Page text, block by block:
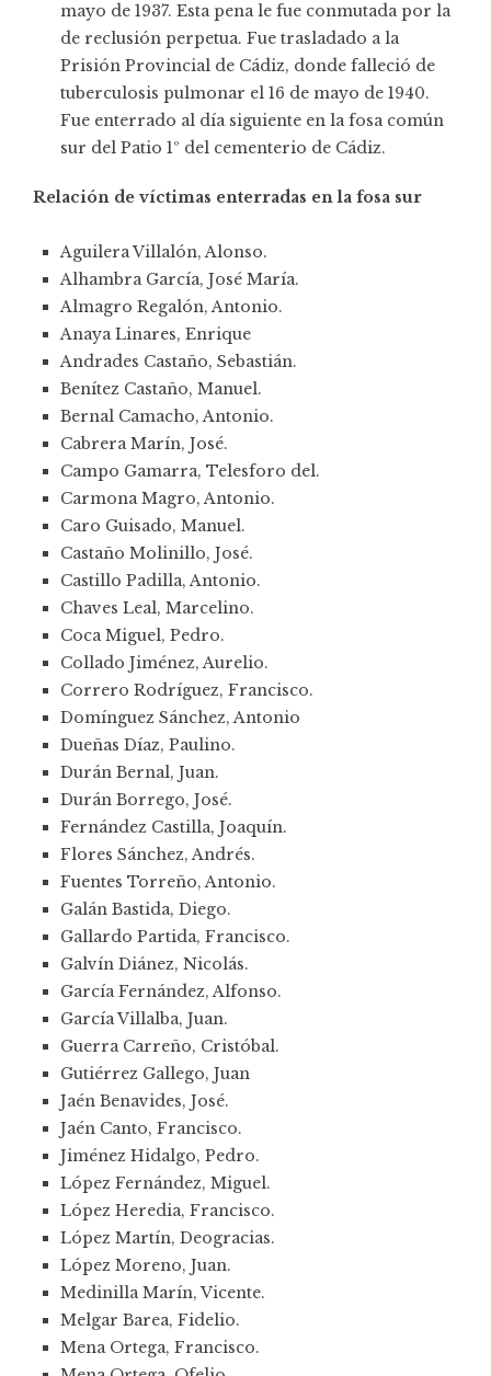
mayo de 1937. Esta pena le fue conmutada por la
de reclusión perpetua. Fue trasladado a la
Prisión Provincial de Cádiz, donde falleció de
tuberculosis pulmonar el 16 de mayo de 1940.
Fue enterrado al día siguiente en la fosa común
sur del Patio 1º del cementerio de Cádiz.
Relación de víctimas enterradas en la fosa sur
Aguilera Villalón, Alonso.
Alhambra García, José María.
Almagro Regalón, Antonio.
Anaya Linares, Enrique
Andrades Castaño, Sebastián.
Benítez Castaño, Manuel.
Bernal Camacho, Antonio.
Cabrera Marín, José.
Campo Gamarra, Telesforo del.
Carmona Magro, Antonio.
Caro Guisado, Manuel.
Castaño Molinillo, José.
Castillo Padilla, Antonio.
Chaves Leal, Marcelino.
Coca Miguel, Pedro.
Collado Jiménez, Aurelio.
Correro Rodríguez, Francisco.
Domínguez Sánchez, Antonio
Dueñas Díaz, Paulino.
Durán Bernal, Juan.
Durán Borrego, José.
Fernández Castilla, Joaquín.
Flores Sánchez, Andrés.
Fuentes Torreño, Antonio.
Galán Bastida, Diego.
Gallardo Partida, Francisco.
Galvín Diánez, Nicolás.
García Fernández, Alfonso.
García Villalba, Juan.
Guerra Carreño, Cristóbal.
Gutiérrez Gallego, Juan
Jaén Benavides, José.
Jaén Canto, Francisco.
Jiménez Hidalgo, Pedro.
López Fernández, Miguel.
López Heredia, Francisco.
López Martín, Deogracias.
López Moreno, Juan.
Medinilla Marín, Vicente.
Melgar Barea, Fidelio.
Mena Ortega, Francisco.